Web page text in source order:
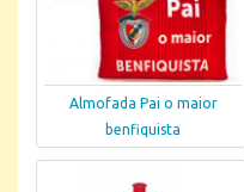
Almofada Pai o maior
benfiquista